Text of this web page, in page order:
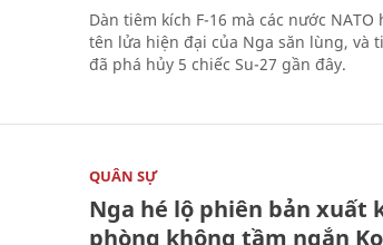
Dàn tiêm kích F-16 mà các nước
tên lửa hiện đại của Nga săn lùng, và
đã phá hủy 5 chiếc Su-27 gần đây.
QUÂN SỰ
Nga hé lộ phiên bản xuất
phòng không tầm ngắn